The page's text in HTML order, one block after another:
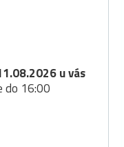
u vás
do 16:00